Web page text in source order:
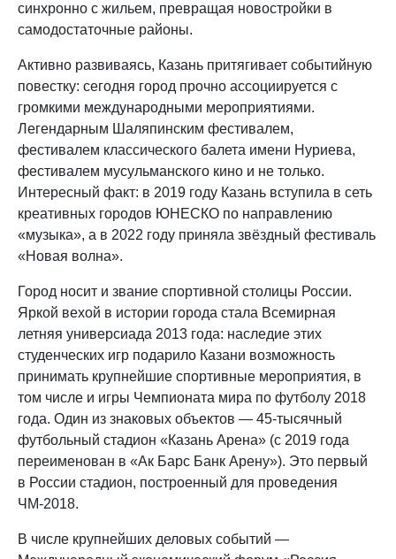
синхронно с жильем, превращая новостройки в
самодостаточные районы.
Активно развиваясь, Казань притягивает событийную
повестку: сегодня город прочно ассоциируется с
громкими международными мероприятиями.
Легендарным Шаляпинским фестивалем,
фестивалем классического балета имени Нуриева,
фестивалем мусульманского кино и не только.
Интересный факт: в 2019 году Казань вступила в сеть
креативных городов ЮНЕСКО по направлению
«музыка», а в 2022 году приняла звёздный фестиваль
«Новая волна».
Город носит и звание спортивной столицы России.
Яркой вехой в истории города стала Всемирная
летняя универсиада 2013 года: наследие этих
студенческих игр подарило Казани возможность
принимать крупнейшие спортивные мероприятия, в
том числе и игры Чемпионата мира по футболу 2018
года. Один из знаковых объектов — 45-тысячный
футбольный стадион «Казань Арена» (с 2019 года
переименован в «Ак Барс Банк Арену»). Это первый
в России стадион, построенный для проведения
ЧМ-2018.
В числе крупнейших деловых событий —